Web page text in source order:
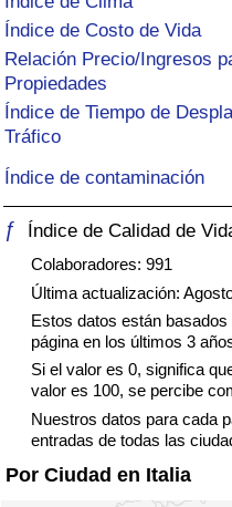
Índice de Costo de Vida
Relación Precio/Ingresos
Propiedades
Índice de Tiempo de
Tráfico
Índice de contaminación
ƒ Índice de Calidad de
Colaboradores: 991
Última actualización:
Estos datos están
página en los últimos 3
Si el valor es 0, significa
valor es 100, se percibe
Nuestros datos para cada
entradas de todas las
Por Ciudad en Italia
Índice de criminalidad por
Sanidad
Índice de Sanidad
Índice de Sanidad
Índice de Sanidad por
Contaminación
Índice de Contaminación
Índice de contaminación